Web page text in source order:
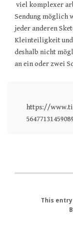
viel komplexer
Sendung möglich
jeder anderen
Kleinteiligkeit
deshalb nicht
an ein oder zwei
https://
This